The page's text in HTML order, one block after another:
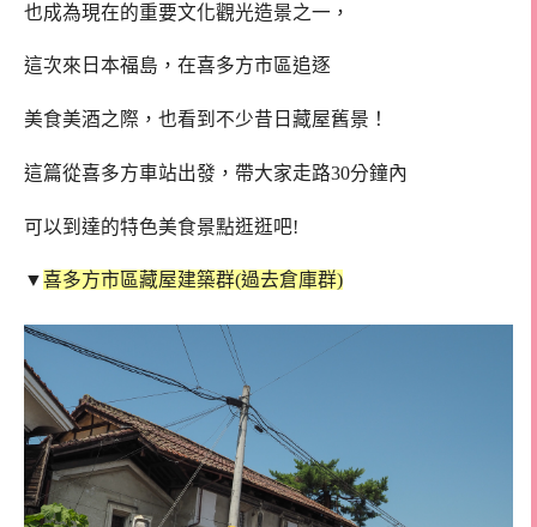
也成為現在的重要文化觀光造景之一，
這次來日本福島，在喜多方市區追逐
美食美酒之際，也看到不少昔日藏屋舊景！
這篇從喜多方車站出發，帶大家走路30分鐘內
可以到達的特色美食景點逛逛吧!
▼喜多方市區藏屋建築群(過去倉庫群)